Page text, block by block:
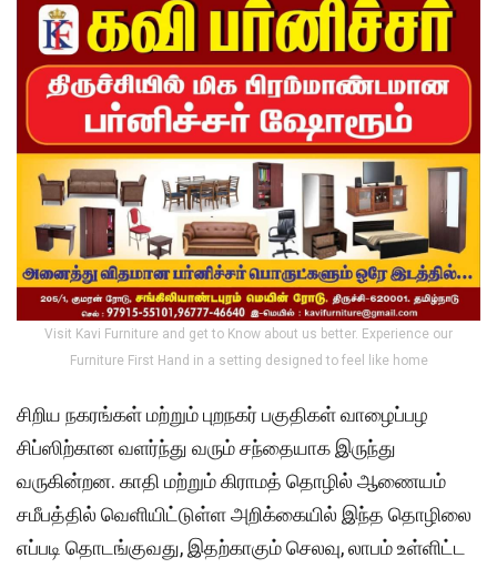
Visit Kavi Furniture and get to Know about us better. Experience our
Furniture First Hand in a setting designed to feel like home
சிறிய நகரங்கள் மற்றும் புறநகர் பகுதிகள் வாழைப்பழ
சிப்ஸிற்கான வளர்ந்து வரும் சந்தையாக இருந்து
வருகின்றன. காதி மற்றும் கிராமத் தொழில் ஆணையம்
சமீபத்தில் வெளியிட்டுள்ள அறிக்கையில் இந்த தொழிலை
எப்படி தொடங்குவது, இதற்காகும் செலவு, லாபம் உள்ளிட்ட